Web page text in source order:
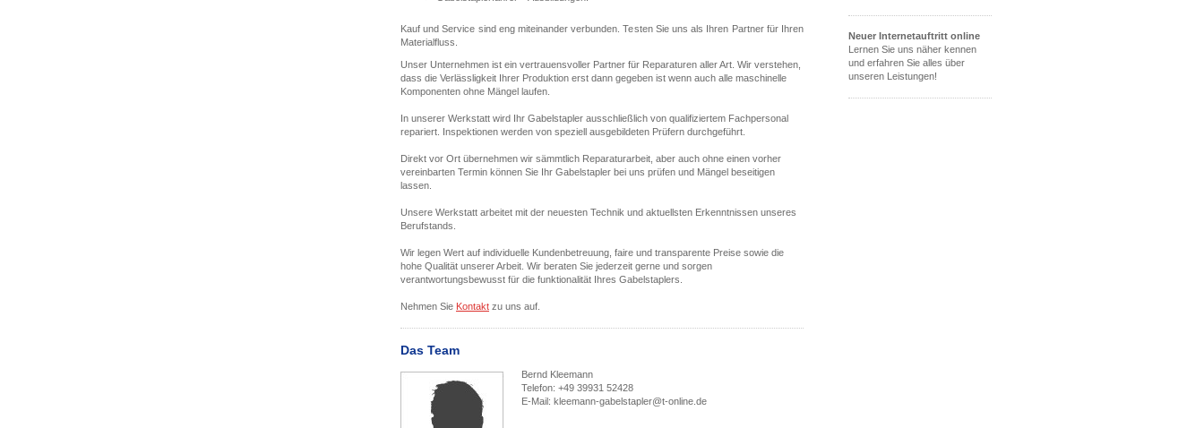
Kauf und Service sind eng miteinander verbunden. Testen Sie uns als Ihren Partner für Ihren
Materialfluss.
Unser Unternehmen ist ein vertrauensvoller Partner für Reparaturen aller Art. Wir verstehen,
dass die Verlässligkeit Ihrer Produktion erst dann gegeben ist wenn auch alle maschinelle
Komponenten ohne Mängel laufen.
In unserer Werkstatt wird Ihr Gabelstapler ausschließlich von qualifiziertem Fachpersonal
repariert. Inspektionen werden von speziell ausgebildeten Prüfern durchgeführt.
Direkt vor Ort übernehmen wir sämmtlich Reparaturarbeit, aber auch ohne einen vorher
vereinbarten Termin können Sie Ihr Gabelstapler bei uns prüfen und Mängel beseitigen
lassen.
Unsere Werkstatt arbeitet mit der neuesten Technik und aktuellsten Erkenntnissen unseres
Berufstands.
Wir legen Wert auf individuelle Kundenbetreuung, faire und transparente Preise sowie die
hohe Qualität unserer Arbeit. Wir beraten Sie jederzeit gerne und sorgen
verantwortungsbewusst für die funktionalität Ihres Gabelstaplers.
Nehmen Sie Kontakt zu uns auf.
Das Team
Bernd Kleemann
Telefon: +49 39931 52428
E-Mail: kleemann-gabelstapler@t-online.de
Neuer Internetauftritt online
Lernen Sie uns näher kennen
und erfahren Sie alles über
unseren Leistungen!